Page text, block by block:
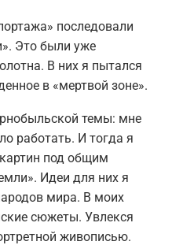
последовали
Это были уже
В них я пытался
в «мертвой зоне».
темы: мне
работать. И тогда я
под общим
Идеи для них я
мира. В моих
сюжеты. Увлекся
живописью.